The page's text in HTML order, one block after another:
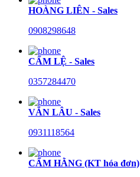
HOÀNG LIÊN - Sales
0908298648
CẨM LỆ - Sales
0357284470
VĂN LÂU - Sales
0931118564
CẨM HẰNG (KT hóa đơn)